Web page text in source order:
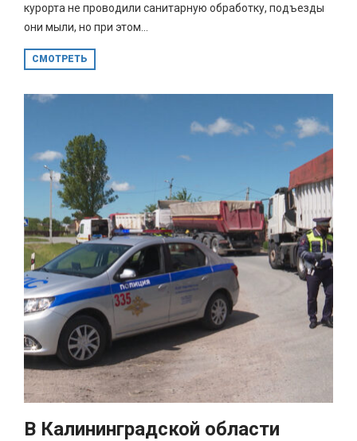
курорта не проводили санитарную обработку, подъезды
они мыли, но при этом...
СМОТРЕТЬ
В Калининградской области